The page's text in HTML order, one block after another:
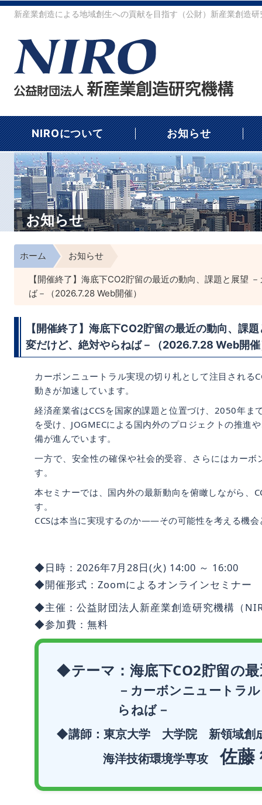
新産業創造による地域創生への貢献を目指す（公財）新産業創造
NIROについて お知らせ
お知らせ
ホーム お知らせ
【開催終了】海底下CO2貯留の最近の動向、課題と展望
ば－（2026.7.28 Web開催）
【開催終了】海底下CO2貯留の最近の動向、課
変だけど、絶対やらねば－（2026.7.28 Web開
カーボンニュートラル実現の切り札として注目される
動きが加速しています。
経済産業省はCCSを国家的課題と位置づけ、2050年
を受け、JOGMECによる国内外のプロジェクトの推進
備が進んでいます。
一方で、安全性の確保や社会的受容、さらにはカー
す。
本セミナーでは、国内外の最新動向を俯瞰しながら、
す。
CCSは本当に実現するのか――その可能性を考える機
◆日時：2026年7月28日(火) 14:00 ～ 16:00
◆開催形式：Zoomによるオンラインセミナー
◆主催：公益財団法人新産業創造研究機構（
◆参加費：無料
◆テーマ：海底下CO2貯留の
－カーボンニュートラ
らねば－
◆講師：東京大学 大学院 新領域創
海洋技術環境学専攻佐藤